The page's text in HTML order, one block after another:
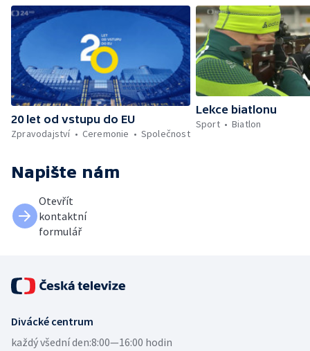
20 let od vstupu do EU
Zpravodajství
Ceremonie Společnost
Lekce biatlonu
Sport
Biatlon
Napište nám
Otevřít
kontaktní
formulář
Divácké centrum
každý všední den:8:00—16:00 hodin